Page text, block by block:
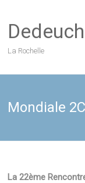
content
La Rochelle
Mondiale
La 22ème